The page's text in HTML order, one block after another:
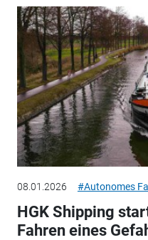
08.01.2026 #Autonomes
HGK Shipping
Fahren eines